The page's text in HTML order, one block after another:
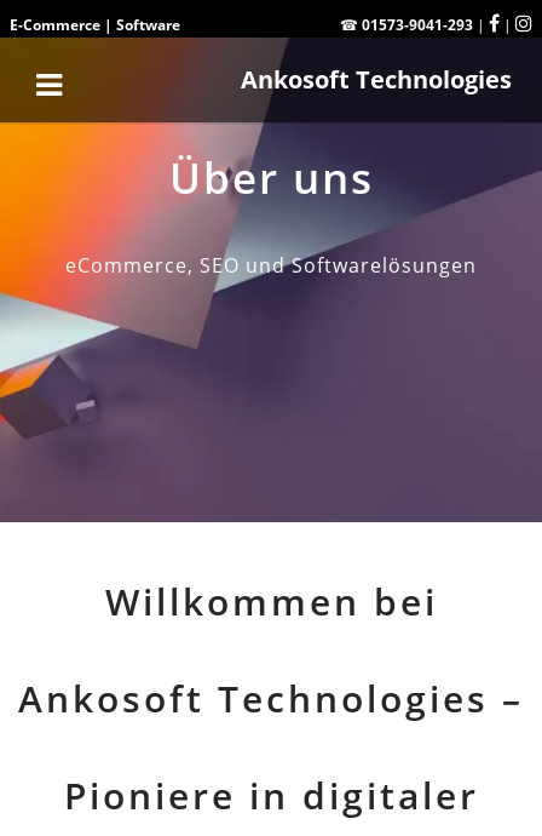
E-Commerce | Software ☎ 01573-9041-293 | |
Ankosoft Technologies
Über uns
eCommerce, SEO und Softwarelösungen
Willkommen bei
Ankosoft Technologies –
Pioniere in digitaler